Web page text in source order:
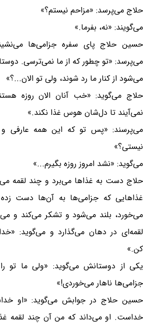
حلاج می‌پرسد: «مزاحم نیستم؟»
می‌گویند: «نه، بفرما.»
حسین حلاج پای سفره جزامی‌ها
می‌پرسد: «تو چطور که از ما نمی‌ترسی.
می‌شود از کنار ما رد شوند، ولی تو الان...؟»
حلاج می‌گوید: «خب آنان الان روزه
نمی‌آیند تا دل‌شان هوس غذا نکند.»
می‌پرسند: «پس تو که این همه عارفی و
نیستی؟»
می‌گوید: «نشد امروز روزه بگیرم...»
حلاج دست به غذاها می‌برد و چند لقمه
غذاهایی که جزامی‌ها به آن‌ها دست
می‌خورد، بلند می‌شود و تشکر می‌کند و
لقمه‌ای در دهان می‌گذارد و می‌گوید:
کن.»
یکی از دوستانش می‌گوید: «ولی ما تو
جزامی‌ها ناهار می‌خوردی!»
حسین حلاج در جوابش می‌گوید: «او
خداست. او می‌داند که من آن چند لقمه